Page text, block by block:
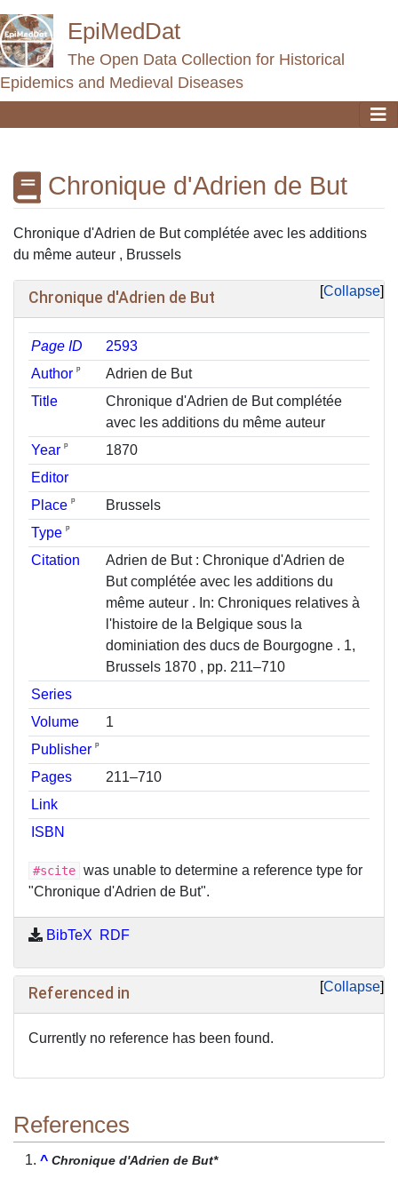
EpiMedDat
The Open Data Collection for Historical
Epidemics and Medieval Diseases
Chronique d'Adrien de But
Jump to:navigation, search
Chronique d'Adrien de But complétée avec les additions
du même auteur , Brussels
Collapse
Chronique d'Adrien de But
Page ID
2593
Author ᵖ
Adrien de But
Title
Chronique d'Adrien de But complétée
avec les additions du même auteur
Year ᵖ
1870
Editor
Place ᵖ
Brussels
Type ᵖ
Citation
Adrien de But : Chronique d'Adrien de
But complétée avec les additions du
même auteur . In: Chroniques relatives à
l'histoire de la Belgique sous la
dominiation des ducs de Bourgogne . 1,
Brussels 1870 , pp. 211–710
Series
Volume
1
Publisher ᵖ
Pages
211–710
Link
ISBN
#scite was unable to determine a reference type for
"Chronique d'Adrien de But".
BibTeX RDF
Collapse
Referenced in
Currently no reference has been found.
References
^ Chronique d'Adrien de But*